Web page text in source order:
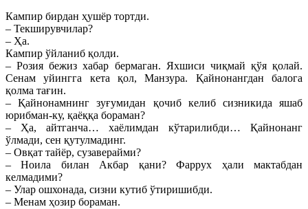
Кампир бирдан ҳушёр тортди.
– Текширувчилар?
– Ҳа.
Кампир ўйланиб қолди.
– Розия бежиз хабар бермаган. Яхшиси чиқмай қўя қолай.
Сенам уйингга кета қол, Манзура. Қайнонангдан балога
қолма тағин.
– Қайнонамнинг зуғумидан қочиб келиб сизникида яшаб
юрибман-ку, қаёққа бораман?
– Ҳа, айтганча… хаёлимдан кўтарилибди… Қайнонанг
ўлмади, сен қутулмадинг.
– Овқат тайёр, сузаверайми?
– Ноила билан Акбар қани? Фаррух ҳали мактабдан
келмадими?
– Улар ошхонада, сизни кутиб ўтиришибди.
– Менам ҳозир бораман.